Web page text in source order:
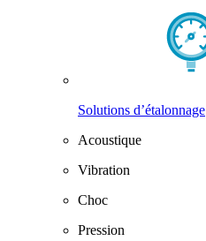
Solutions d’étalonnage
Acoustique
Vibration
Choc
Pression